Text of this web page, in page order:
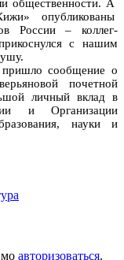
общественности. А
опубликованы
России – коллег-
с нашим
пришло сообщение о
почетной
личный вклад в
и Организации
науки и
авторизоваться.